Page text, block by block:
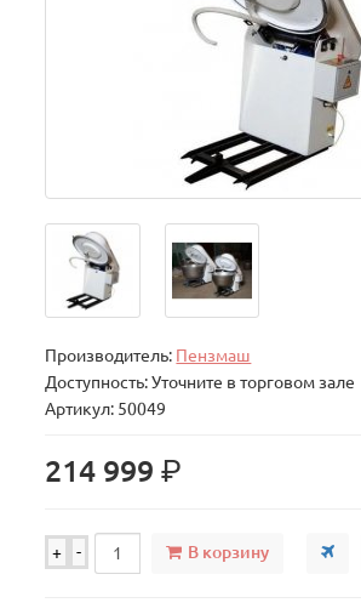
Производитель: Пензмаш
Доступность: Уточните в торговом зале
Артикул: 50049
214 999р.
+ - В корзину